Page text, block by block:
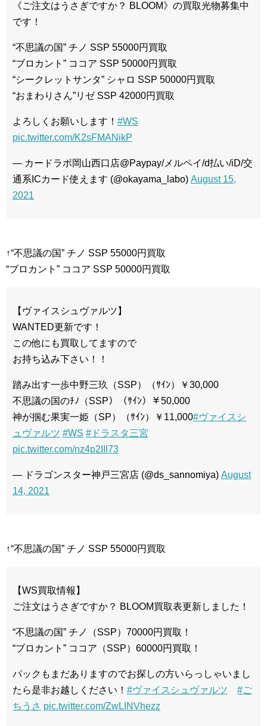
《ご注文はうさぎですか？ BLOOM》の買取光物募集中
です！
“不思議の国” チノ SSP 55000円買取
“ブロカント” ココア SSP 50000円買取
“シークレットサンタ” シャロ SSP 50000円買取
“おまわりさん”リゼ SSP 42000円買取
よろしくお願いします！ #WS
pic.twitter.com/K2sFMANikP
— カードラボ岡山西口店@Paypay/メルペイ/d払い/iD/交
通系ICカード使えます (@okayama_labo) August 15,
2021
↑“不思議の国” チノ SSP 55000円買取
“ブロカント” ココア SSP 50000円買取
【ヴァイスシュヴァルツ】
WANTED更新です！
この他にも買取してますので
お持ち込み下さい！！
踏み出す一歩中野三玖（SSP）（ｻｲﾝ）￥30,000
不思議の国のﾁﾉ（SSP）（ｻｲﾝ）￥50,000
神が掴む果実一姫（SP）（ｻｲﾝ）￥11,000#ヴァイスシ
ュヴァルツ #WS #ドラスタ三宮
pic.twitter.com/nz4p2IIl73
— ドラゴンスター神戸三宮店 (@ds_sannomiya) August
14, 2021
↑“不思議の国” チノ SSP 55000円買取
【WS買取情報】
ご注文はうさぎですか？ BLOOM買取表更新しました！
“不思議の国” チノ（SSP）70000円買取！
“ブロカント” ココア（SSP）60000円買取！
パックもまだありますのでお探しの方いらっしゃいまし
たら是非お越しください！ #ヴァイスシュヴァルツ
#ご
ちうさ pic.twitter.com/ZwLINVhezz